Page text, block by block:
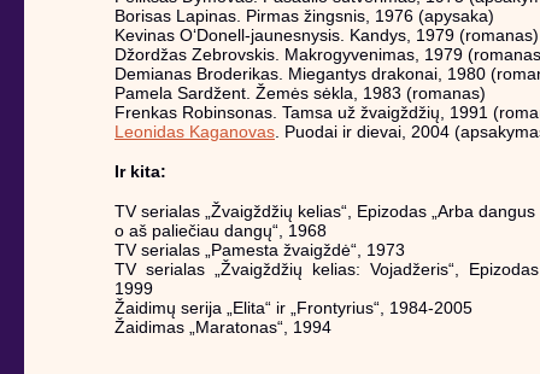
Borisas Lapinas. Pirmas žingsnis, 1976 (apysaka)
Kevinas O‘Donell-jaunesnysis. Kandys, 1979 (romanas)
Džordžas Zebrovskis. Makrogyvenimas, 1979
Demianas Broderikas. Miegantys drakonai, 1980
Pamela Sardžent. Žemės sėkla, 1983 (romanas)
Frenkas Robinsonas. Tamsa už žvaigždžių, 1991
Leonidas Kaganovas . Puodai ir dievai, 2004
Ir kita:
TV serialas „Žvaigždžių kelias“, Epizodas „Arba
o aš paliečiau dangų“, 1968
TV serialas „Pamesta žvaigždė“, 1973
TV serialas „Žvaigždžių kelias: Vojadžeris“, Epizodas
1999
Žaidimų serija „Elita“ ir „Frontyrius“, 1984-2005
Žaidimas „Maratonas“, 1994